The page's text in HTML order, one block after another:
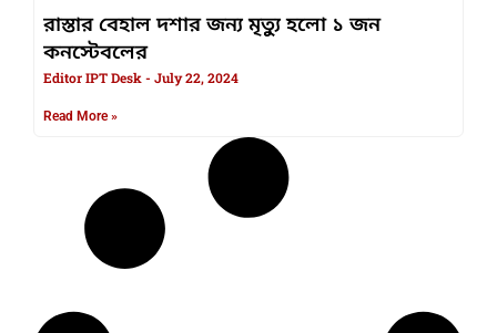
রাস্তার বেহাল দশার জন্য মৃত্যুু হলো ১ জন
কনস্টেবলের
Editor IPT Desk July 22, 2024
Read More »